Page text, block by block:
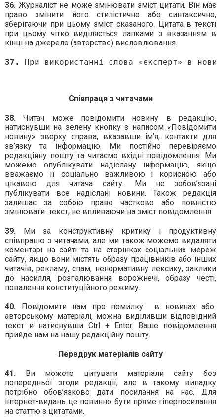
36. Журналіст не може змінювати зміст цитати. Він має
право змінити його стилістично або синтаксично,
зберігаючи при цьому зміст сказаного. Цитата в тексті
при цьому чітко виділяється лапками з вказанням в
кінці на джерело (авторство) висловлювання.
37. При використанні слова «експерт» в
Співпраця з читачами
38. Читач може повідомити новину в редакцію,
натиснувши на зелену кнопку з написом «Повідомити
новину» зверху справа, вказавши ім’я, контакти для
зв’язку та інформацію. Ми постійно перевіряємо
редакційну пошту та читаємо вхідні повідомлення. Ми
можемо опублікувати надіслану інформацію, якщо
вважаємо її соціально важливою і корисною або
цікавою для читача сайту.. Ми не зобов’язані
публікувати все надіслані новини. Також редакція
залишає за собою право частково або повністю
змінювати текст, не впливаючи на зміст повідомлення.
39. Ми за конструктивну критику і продуктивну
співпрацю з читачами, але ми також можемо видаляти
коментарі на сайті та на сторінках соціальних мереж
сайту, якщо вони містять образу працівників або інших
читачів, рекламу, спам, ненормативну лексику, заклики
до насилля, розпалювання ворожнечі, образу честі,
повалення конституційного режиму.
40. Повідомити нам про помилку
в новинах або
авторському матеріалі, можна виділивши відповідний
текст и натиснувши Ctrl + Enter. Ваше повідомлення
прийде нам на нашу редакційну пошту.
Передрук матеріалів сайту
41. Ви можете цитувати матеріали сайту без
попередньої згоди редакції, але в такому випадку
потрібно обов’язково дати посилання на нас. Для
інтернет-видань це повинно бути пряме гіперпосилання
на статтю з цитатами.